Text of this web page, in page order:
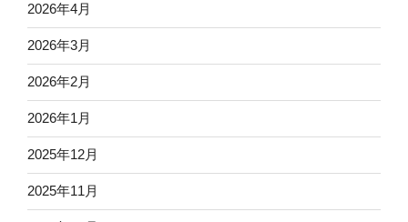
2026年4月
2026年3月
2026年2月
2026年1月
2025年12月
2025年11月